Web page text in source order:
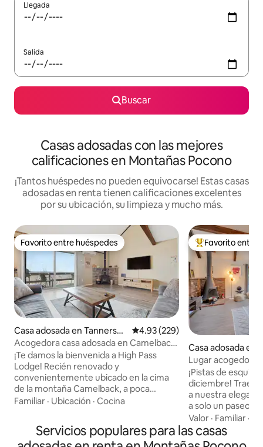
Llegada
Salida
Buscar
Casas adosadas con las mejores
calificaciones en Montañas Pocono
¡Tantos huéspedes no pueden equivocarse! Estas casas
adosadas en renta tienen calificaciones excelentes
por su ubicación, su limpieza y mucho más.
Favorito entre huéspedes
Favorito entre huéspedes
Casa adosada en Tannersvill
e
Calificación promedio: 4.93 de
4.93 (229)
Acogedora casa adosada en Camelback:
¡esquí y salida con vistas increíbles!
¡Te damos la bienvenida a High Pass
Lodge! Recién renovado y
convenientemente ubicado en la cima
de la montaña Camelback, a poca
distancia a pie de la entrada/salida de
huéspedes disfruten (incluido en tu
estancia). ¡Cerca de parques acuáticos,
Familiar · Ubicación · Cocina
De los mejores
Favorito entre
Casa adosada en
Lugar acogedor
esquiar, nadar y
¡Pistas de esquí
diciembre! Trae a toda la familia y amigos
a nuestra
a solo un paseo
parques
canchas de tenis,
Disfruta de los
Valor · Familiar ·
Servicios populares para las casas